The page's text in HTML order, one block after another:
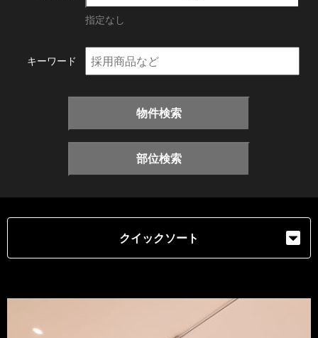
指定なし
キーワード
物件検索
部位検索
クイックソート